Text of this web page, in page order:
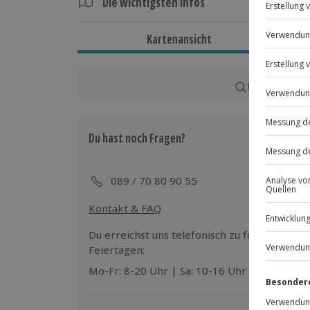
Ca. 1,5 bis 2 Stunden
Von März bis Dezember zu bestimmten
Teilnahmebedingungen
Teilnahme für Personen mit
Unterschriebener Haftungsausschluss
Wetter
Bei ungünstigen Wetterbedingungen
Entscheidung obliegt dem
Ausrüstung & Kleidung
Mitzubringen: Handtuch,
Kartenansicht
Karte in
Du hast noch Fragen?
089 / 70 80 90 55
Kontakt & FAQ
Du erreichst uns telefonisch zu folgenden
Feiertagen:
Mo-Fr: 8-20 Uhr | Sa: 10-16 Uhr